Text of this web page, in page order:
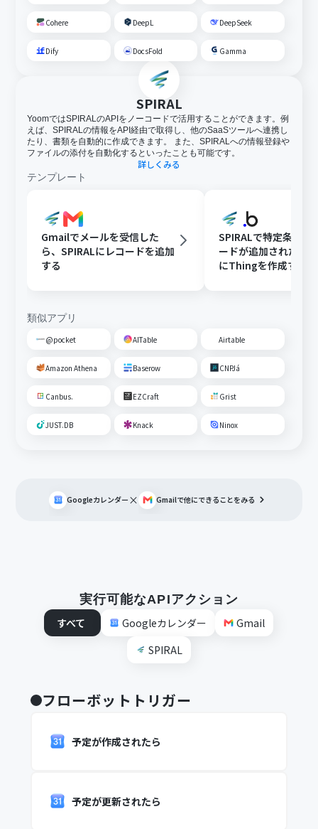
Cohere DeepL DeepSeek
Dify DocsFold Gamma
SPIRAL
YoomではSPIRALのAPIをノーコードで活用することができます。例
えば、SPIRALの情報をAPI経由で取得し、他のSaaSツールへ連携し
たり、書類を自動的に作成できます。 また、SPIRALへの情報登録や
ファイルの添付を自動化するといったことも可能です。
詳しくみる
テンプレート
Gmailでメールを受信した
ら、SPIRALにレコードを追加
する
SPIRALで特定条件に
ードが追加されたら
にThingを作成する
類似アプリ
@pocket AITable Airtable
Amazon Athena Baserow CNPJá
Canbus. EZCraft Grist
JUST.DB Knack Ninox
Googleカレンダー × Gmailで他にできることをみる
実行可能なAPIアクション
すべて
Googleカレンダー
Gmail
SPIRAL
フローボットトリガー
予定が作成されたら
予定が更新されたら